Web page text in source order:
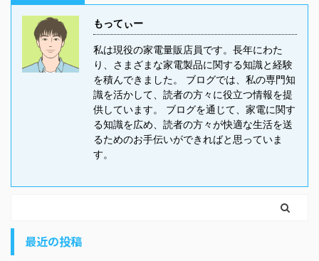
もってぃー
私は現役の家電量販店員です。長年にわた
り、さまざまな家電製品に関する知識と経験
を積んできました。 ブログでは、私の専門知
識を活かして、読者の方々に役立つ情報を提
供しています。 ブログを通じて、家電に関す
る知識を広め、読者の方々が快適な生活を送
るためのお手伝いができればと思っていま
す。
最近の投稿